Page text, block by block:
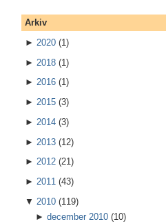
Arkiv
► 2020 (1)
► 2018 (1)
► 2016 (1)
► 2015 (3)
► 2014 (3)
► 2013 (12)
► 2012 (21)
► 2011 (43)
▼ 2010 (119)
►december 2010 (10)